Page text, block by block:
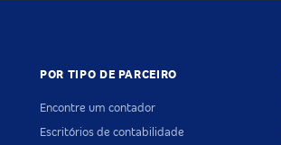
POR TIPO DE PARCEIRO
Encontre um contador
Escritórios de contabilidade